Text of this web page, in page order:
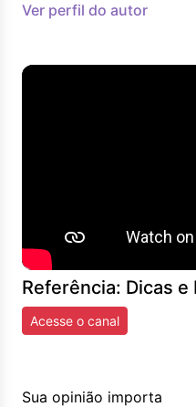
Ver perfil do autor
Referência: Dicas
Acesse o canal
Sua opinião importa